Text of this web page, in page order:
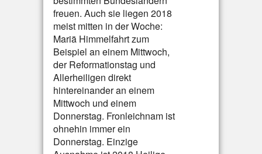
freuen. Auch sie liegen 2018
meist mitten in der Woche:
Mariä Himmelfahrt zum
Beispiel an einem Mittwoch,
der Reformationstag und
Allerheiligen direkt
hintereinander an einem
Mittwoch und einem
Donnerstag. Fronleichnam ist
ohnehin immer ein
Donnerstag. Einzige